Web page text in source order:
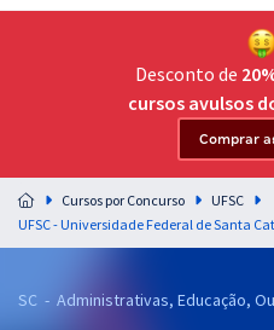
Assinatura OAB Até Passar
Acesso ilimitado a toda preparação
Residências
Preparação completa e intensiva para
residências em saúde do Brasil
Desconto de
cursos avulsos
Comprar
Cursos por Concurso
UFSC
SC - Administrativas, Educação,